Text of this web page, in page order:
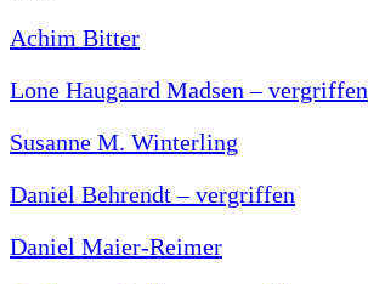
Achim Bitter
Lone Haugaard Madsen – vergriffen
Susanne M. Winterling
Daniel Behrendt – vergriffen
Daniel Maier-Reimer